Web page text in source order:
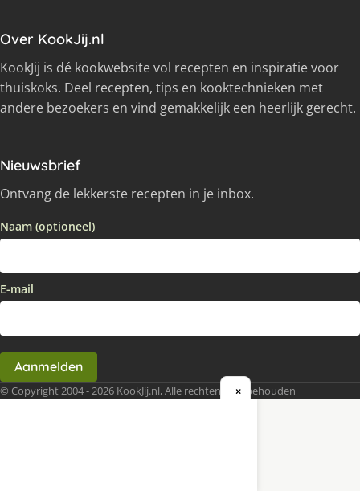
Over KookJij.nl
KookJij is dé kookwebsite vol recepten en inspiratie voor
thuiskoks. Deel recepten, tips en kooktechnieken met
andere bezoekers en vind gemakkelijk een heerlijk gerecht.
Nieuwsbrief
Ontvang de lekkerste recepten in je inbox.
Naam (optioneel)
E-mail
Aanmelden
© Copyright 2004 - 2026 KookJij.nl, Alle rechten voorbehouden
×